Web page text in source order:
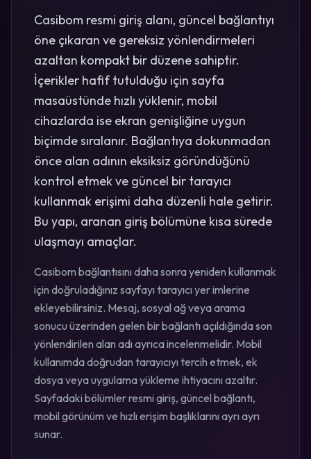
Casibom resmi giriş alanı, güncel bağlantıyı
öne çıkaran ve gereksiz yönlendirmeleri
azaltan kompakt bir düzene sahiptir.
İçerikler hafif tutulduğu için sayfa
masaüstünde hızlı yüklenir, mobil
cihazlarda ise ekran genişliğine uygun
biçimde sıralanır. Bağlantıya dokunmadan
önce alan adının eksiksiz göründüğünü
kontrol etmek ve güncel bir tarayıcı
kullanmak erişimi daha düzenli hale getirir.
Bu yapı, aranan giriş bölümüne kısa sürede
ulaşmayı amaçlar.
Casibom bağlantısını daha sonra yeniden kullanmak
için doğruladığınız sayfayı tarayıcı yer imlerine
ekleyebilirsiniz. Mesaj, sosyal ağ veya arama
sonucu üzerinden gelen bir bağlantı açıldığında son
yönlendirilen alan adı ayrıca incelenmelidir. Mobil
kullanımda doğrudan tarayıcıyı tercih etmek, ek
dosya veya uygulama yükleme ihtiyacını azaltır.
Sayfadaki bölümler resmi giriş, güncel bağlantı,
mobil görünüm ve hızlı erişim başlıklarını ayrı ayrı
sunar.